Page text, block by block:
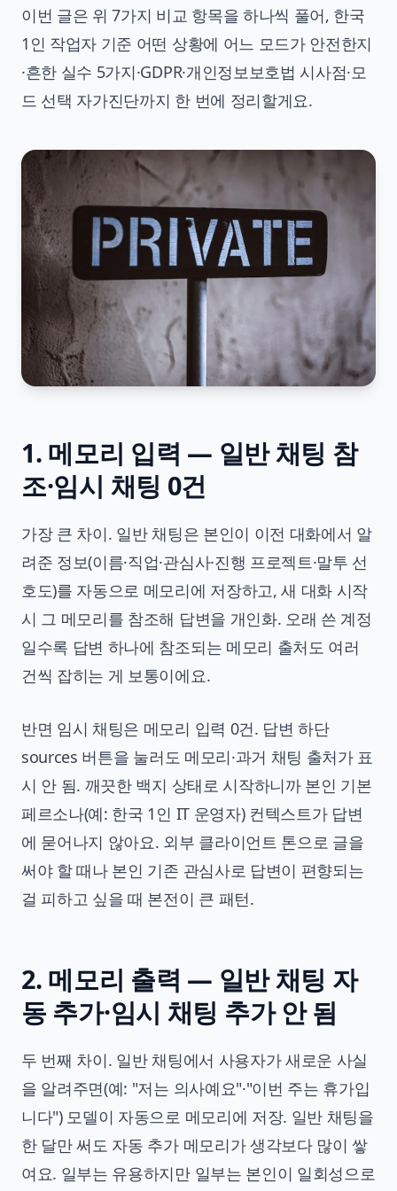
이번 글은 위 7가지 비교 항목을 하나씩 풀어, 한국
1인 작업자 기준 어떤 상황에 어느 모드가 안전한지
·흔한 실수 5가지·GDPR·개인정보보호법 시사점·모
드 선택 자가진단까지 한 번에 정리할게요.
1. 메모리 입력 — 일반 채팅 참
조·임시 채팅 0건
가장 큰 차이. 일반 채팅은 본인이 이전 대화에서 알
려준 정보(이름·직업·관심사·진행 프로젝트·말투 선
호도)를 자동으로 메모리에 저장하고, 새 대화 시작
시 그 메모리를 참조해 답변을 개인화. 오래 쓴 계정
일수록 답변 하나에 참조되는 메모리 출처도 여러
건씩 잡히는 게 보통이에요.
반면 임시 채팅은 메모리 입력 0건. 답변 하단
sources 버튼을 눌러도 메모리·과거 채팅 출처가 표
시 안 됨. 깨끗한 백지 상태로 시작하니까 본인 기본
페르소나(예: 한국 1인 IT 운영자) 컨텍스트가 답변
에 묻어나지 않아요. 외부 클라이언트 톤으로 글을
써야 할 때나 본인 기존 관심사로 답변이 편향되는
걸 피하고 싶을 때 본전이 큰 패턴.
2. 메모리 출력 — 일반 채팅 자
동 추가·임시 채팅 추가 안 됨
두 번째 차이. 일반 채팅에서 사용자가 새로운 사실
을 알려주면(예: "저는 의사예요"·"이번 주는 휴가입
니다") 모델이 자동으로 메모리에 저장. 일반 채팅을
한 달만 써도 자동 추가 메모리가 생각보다 많이 쌓
여요. 일부는 유용하지만 일부는 본인이 일회성으로